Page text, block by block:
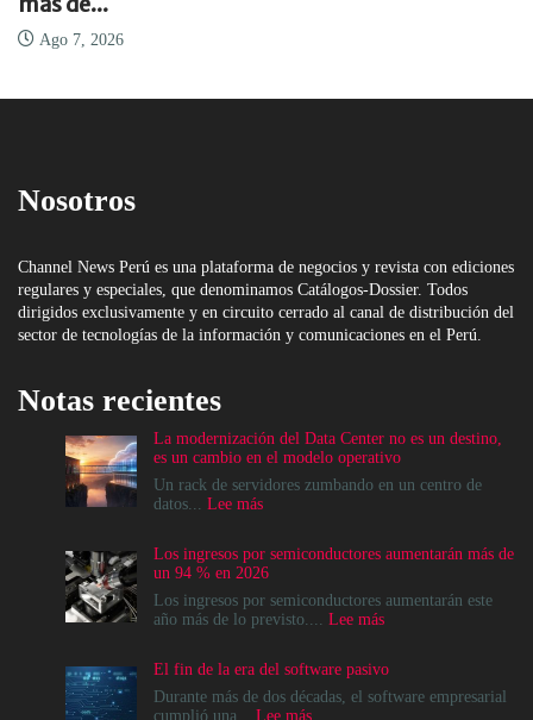
Ago 7, 2026
Nosotros
Channel News Perú es una plataforma de negocios y revista con ediciones
regulares y especiales, que denominamos Catálogos-Dossier. Todos
dirigidos exclusivamente y en circuito cerrado al canal de distribución del
sector de tecnologías de la información y comunicaciones en el Perú.
Notas recientes
La modernización del Data Center no es un destino,
es un cambio en el modelo operativo
Un rack de servidores zumbando en un centro de
datos... Lee más:
del
Data
Center
no
destino,
es
un
Los ingresos por semiconductores aumentarán más de
un 94 % en 2026
Los ingresos por semiconductores aumentarán este
año más de lo previsto.... Lee más:
por
semiconductores
El fin de la era del software pasivo
Durante más de dos décadas, el software empresarial
cumplió una... Lee más: